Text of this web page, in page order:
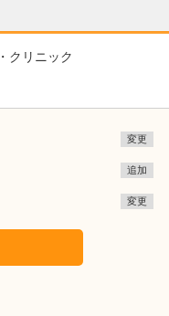
クリニック
変更
追加
変更